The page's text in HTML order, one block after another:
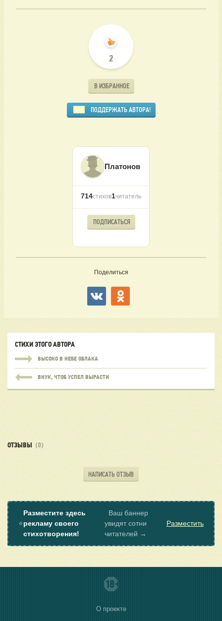
2
В ИЗБРАННОЕ
ПОДДЕРЖАТЬ АВТОРА!
Платонов
714стихов1читатель
ПОДПИСАТЬСЯ
Поделиться
СТИХИ ЭТОГО АВТОРА
ВЫСОКО В НЕБЕ ОБЛАКА
ВНУК, ЧТОБ УСПЕЛ ВЫРАСТИ
ОТЗЫВЫ (0)
НАПИСАТЬ ОТЗЫВ
⭐
Разместите здесь
рекламу своего
стихотворения!
Ваш баннер
увидят сотни
читателей →
Разместить
О проекте